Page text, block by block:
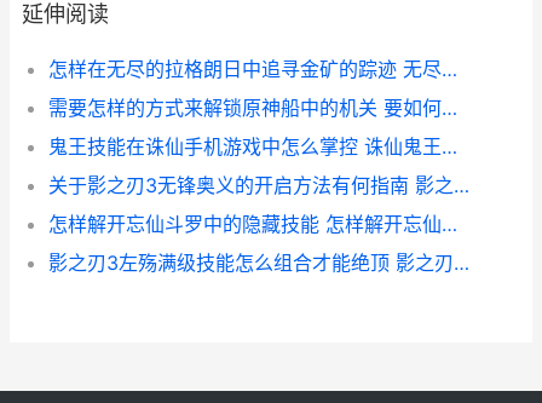
延伸阅读
怎样在无尽的拉格朗日中追寻金矿的踪迹 无尽怎么过
需要怎样的方式来解锁原神船中的机关 要如何又如何
鬼王技能在诛仙手机游戏中怎么掌控 诛仙鬼王的技能栏怎么放好
关于影之刃3无锋奥义的开启方法有何指南 影之刃3没意思
怎样解开忘仙斗罗中的隐藏技能 怎样解开忘仙斗罗的封印
影之刃3左殇满级技能怎么组合才能绝顶 影之刃3左殇最强